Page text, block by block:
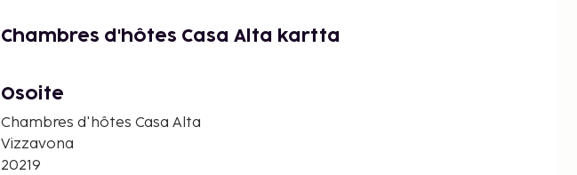
Chambres d'hôtes Casa Alta kartta
Osoite
Chambres d'hôtes Casa Alta
Vizzavona
20219